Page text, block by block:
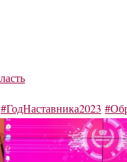
#ГодНаставника2023